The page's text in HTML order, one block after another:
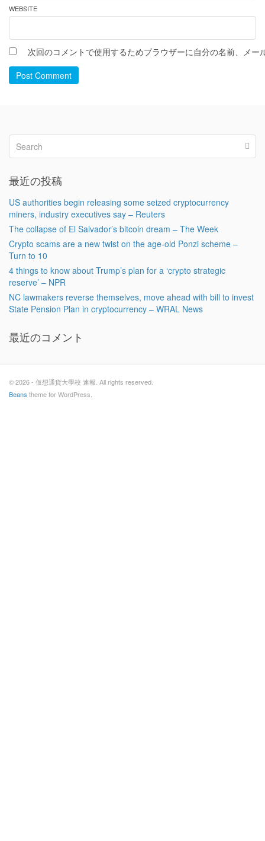
WEBSITE
次回のコメントで使用するためブラウザーに自分の名前、メー
Post Comment
最近の投稿
US authorities begin releasing some seized cryptocurrency
miners, industry executives say – Reuters
The collapse of El Salvador’s bitcoin dream – The Week
Crypto scams are a new twist on the age-old Ponzi scheme –
Turn to 10
4 things to know about Trump’s plan for a ‘crypto strategic
reserve’ – NPR
NC lawmakers reverse themselves, move ahead with bill to invest
State Pension Plan in cryptocurrency – WRAL News
最近のコメント
© 2026 - 仮想通貨大學校 速報. All rights reserved.
Beans theme for WordPress.